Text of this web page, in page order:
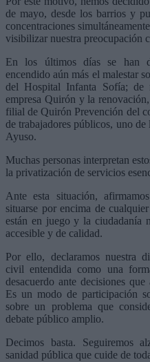
de mayo, desde los barrios y
concentraciones
visibilizar nuestra preocupación
En los últimos días se han
encendido aún más el malestar
del Hospital Infanta Sofía; de
empresa Quirón y la
filial de Quirón Prevención del
de trabajadores públicos, uno
Ayuso.
Muchas personas interpretan
la privatización de servicios
Ante esta situación,
situarse por encima de
están en juego y la ciudadanía
accesible y de calidad.
Por ello, declaramos nuestra
civil entendida como una
desacuerdo ante decisiones
Es un modo de participación
sobre un problema que
debate público amplio.
Decimos basta. Seguiremos
sanidad pública que cuide de